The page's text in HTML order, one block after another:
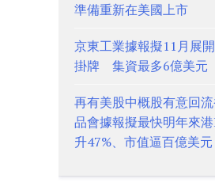
準備重新在美國上市
京東工業據報擬11月展
掛牌 集資最多6億美元
再有美股中概股有意回
品會據報擬最快明年來
升47%、市值逼百億美元